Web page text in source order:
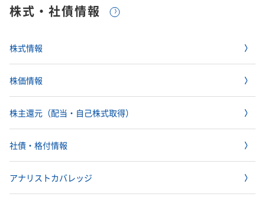
株式・社債情報
株式情報
株価情報
株主還元（配当・自己株式取得）
社債・格付情報
アナリストカバレッジ